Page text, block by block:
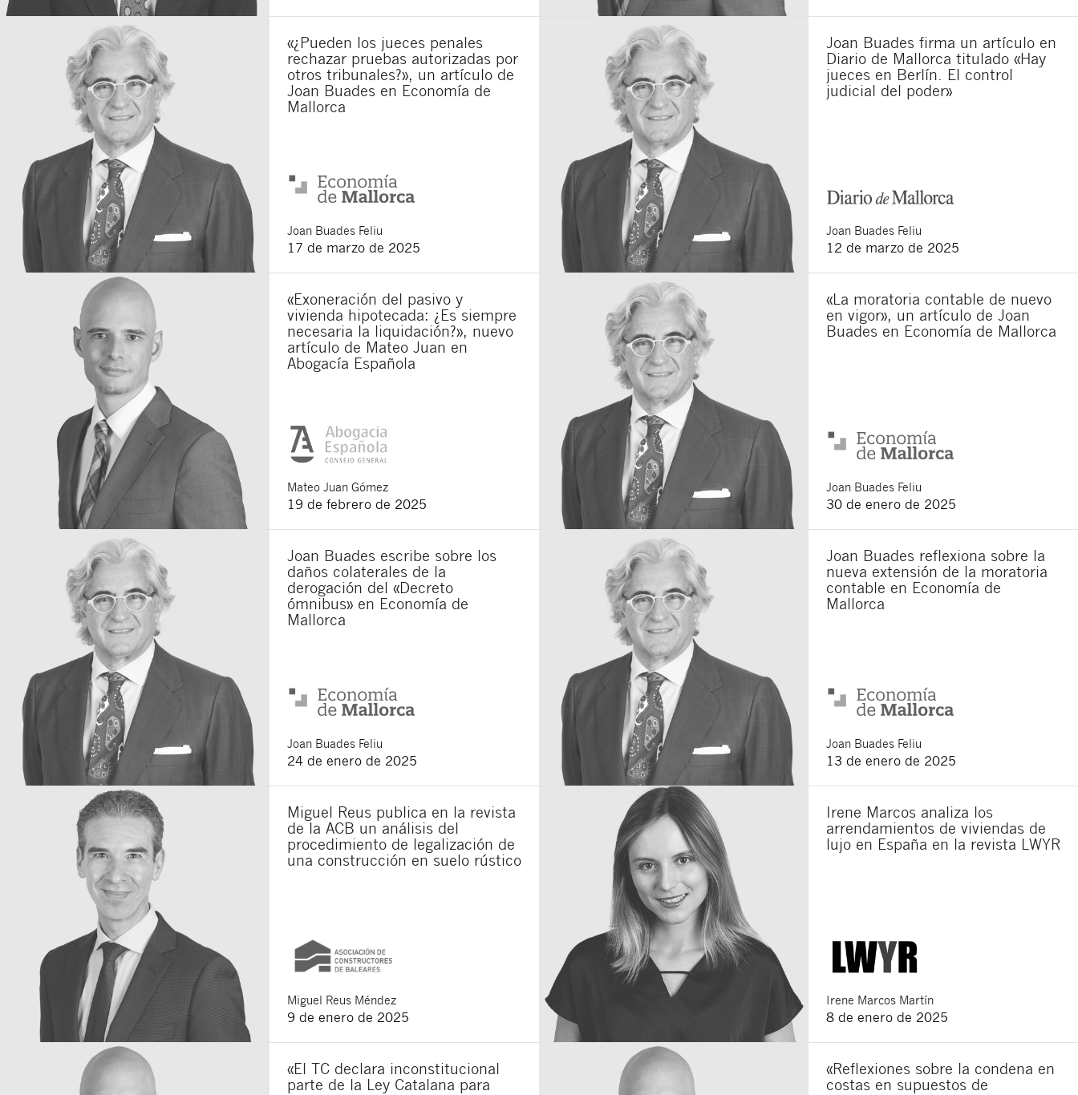
«¿Pueden los jueces penales
rechazar pruebas autorizadas por
otros tribunales?», un artículo de
Joan Buades en Economía de
Mallorca
Joan Buades Feliu
17 de marzo de 2025
Joan Buades firma un artículo en
Diario de Mallorca titulado «Hay
jueces en Berlín. El control
judicial del poder»
Joan Buades Feliu
12 de marzo de 2025
«Exoneración del pasivo y
vivienda hipotecada: ¿Es siempre
necesaria la liquidación?», nuevo
artículo de Mateo Juan en
Abogacía Española
Mateo Juan Gómez
19 de febrero de 2025
«La moratoria contable de nuevo
en vigor», un artículo de Joan
Buades en Economía de Mallorca
Joan Buades Feliu
30 de enero de 2025
Joan Buades escribe sobre los
daños colaterales de la
derogación del «Decreto
ómnibus» en Economía de
Mallorca
Joan Buades Feliu
24 de enero de 2025
Joan Buades reflexiona sobre la
nueva extensión de la moratoria
contable en Economía de
Mallorca
Joan Buades Feliu
13 de enero de 2025
Miguel Reus publica en la revista
de la ACB un análisis del
procedimiento de legalización de
una construcción en suelo rústico
Miguel Reus Méndez
9 de enero de 2025
Irene Marcos analiza los
arrendamientos de viviendas de
lujo en España en la revista LWYR
Irene Marcos Martín
8 de enero de 2025
«El TC declara inconstitucional
parte de la Ley Catalana para
«Reflexiones sobre la condena en
costas en supuestos de
Acepto recibir comunicaciones sobre nuevos artículos legales.
Acepto lascondiciones legalesyde privacidad
Al pulsar el botón de envío manifiesta haber leído la siguiente información básica sobre privacidad: El responsable del tratamiento
es Buades Legal S.L. La finalidad es la atención a su solicitud. Tiene derecho a acceder, rectificar y suprimir los datos, así como
otros derechos como se explica en lapolítica de privacidad de nuestra web